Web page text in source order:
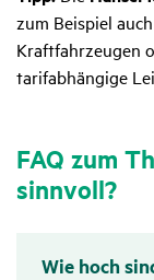
zum Beispiel
Kraftfahrzeugen
tarifabhängige
FAQ zum
sinn­voll?
Wie hoch